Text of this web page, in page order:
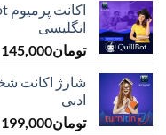
انگلیسی
تومان145,000
ادبی
تومان199,000